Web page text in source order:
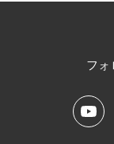
フォ